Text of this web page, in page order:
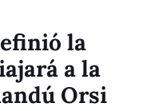
la
a la
Orsi